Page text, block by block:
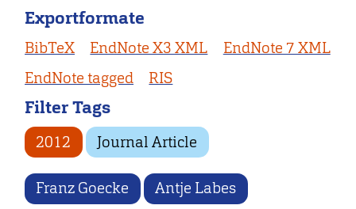
Exportformate
BibTeX EndNote X3 XML
EndNote 7 XML
EndNote tagged
RIS
Filter Tags
2012 Journal Article
Franz Goecke Antje Labes